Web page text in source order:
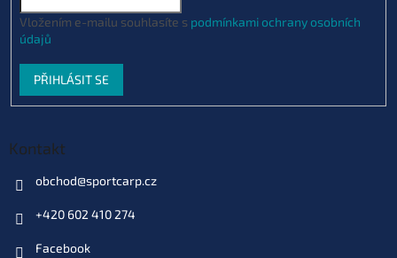
Vložením e-mailu souhlasíte s podmínkami ochrany osobních
údajů
PŘIHLÁSIT SE
Kontakt
obchod@sportcarp.cz
+420 602 410 274
Facebook